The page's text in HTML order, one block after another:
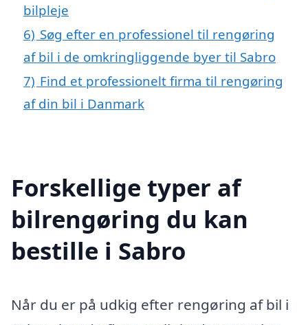
bilpleje
6) Søg efter en professionel til rengøring
af bil i de omkringliggende byer til Sabro
7) Find et professionelt firma til rengøring
af din bil i Danmark
Forskellige typer af
bilrengøring du kan
bestille i Sabro
Når du er på udkig efter rengøring af bil i